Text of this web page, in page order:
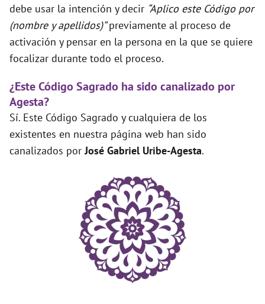
debe usar la intención y decir “Aplico este Código por
(nombre y apellidos)”previamente al proceso de
activación y pensar en la persona en la que se quiere
focalizar durante todo el proceso.
¿Este Código Sagrado ha sido canalizado por
Agesta?
Sí. Este Código Sagrado y cualquiera de los
existentes en nuestra página web han sido
canalizados porJosé Gabriel Uribe-Agesta.